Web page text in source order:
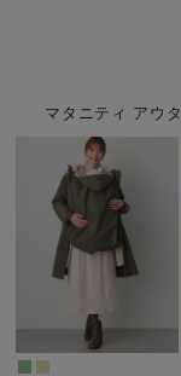
マタニティ アウ